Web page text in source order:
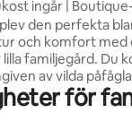
ingår |
nära stranden
den perfekta
och komfort med
lilla familjegård. Du
av vilda
och åsnor. Plus: - GRATIS 28-
Garden Route
för